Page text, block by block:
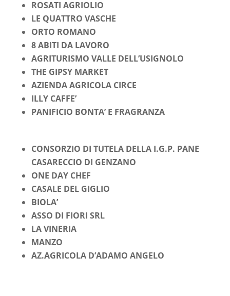
ROSATI AGRIOLIO
LE QUATTRO VASCHE
ORTO ROMANO
8 ABITI DA LAVORO
AGRITURISMO VALLE DELL’USIGNOLO
THE GIPSY MARKET
AZIENDA AGRICOLA CIRCE
ILLY CAFFE’
PANIFICIO BONTA’ E FRAGRANZA
CONSORZIO DI TUTELA DELLA I.G.P. PANE
CASARECCIO DI GENZANO
ONE DAY CHEF
CASALE DEL GIGLIO
BIOLA’
ASSO DI FIORI SRL
LA VINERIA
MANZO
AZ.AGRICOLA D’ADAMO ANGELO